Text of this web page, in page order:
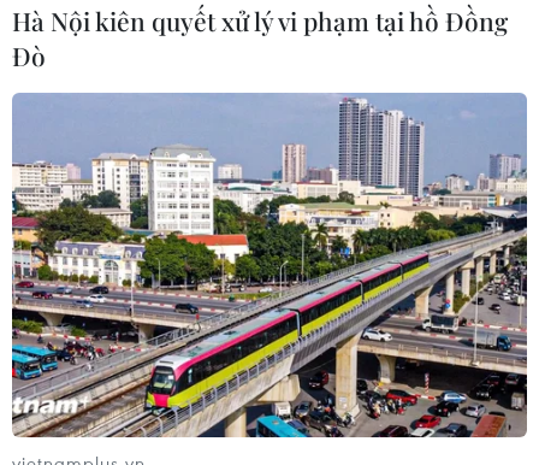
Hà Nội kiên quyết xử lý vi phạm tại hồ Đồng
Đò